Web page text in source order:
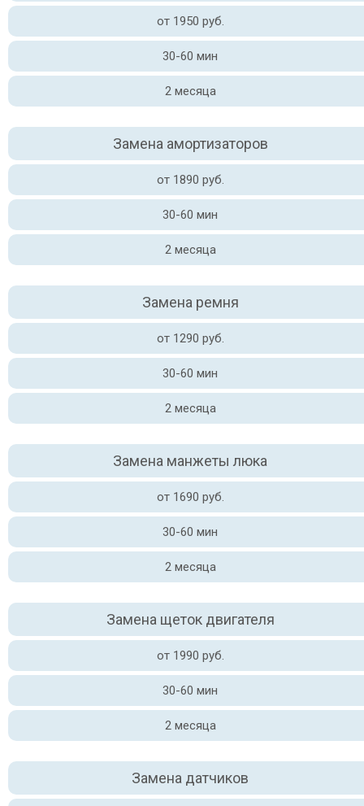
от 1950 руб.
30-60 мин
2 месяца
Замена амортизаторов
от 1890 руб.
30-60 мин
2 месяца
Замена ремня
от 1290 руб.
30-60 мин
2 месяца
Замена манжеты люка
от 1690 руб.
30-60 мин
2 месяца
Замена щеток двигателя
от 1990 руб.
30-60 мин
2 месяца
Замена датчиков